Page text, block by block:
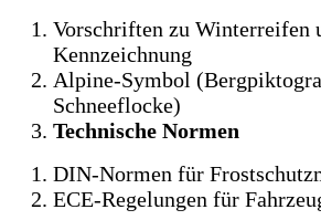
Vorschriften zu Winterreifen
Kennzeichnung
Alpine-Symbol
Schneeflocke)
Technische Normen
DIN-Normen für
ECE-Regelungen für